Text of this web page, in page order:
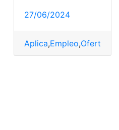
noches,Siguientes
27/06/2024
Aplica,Empleo,Oferta